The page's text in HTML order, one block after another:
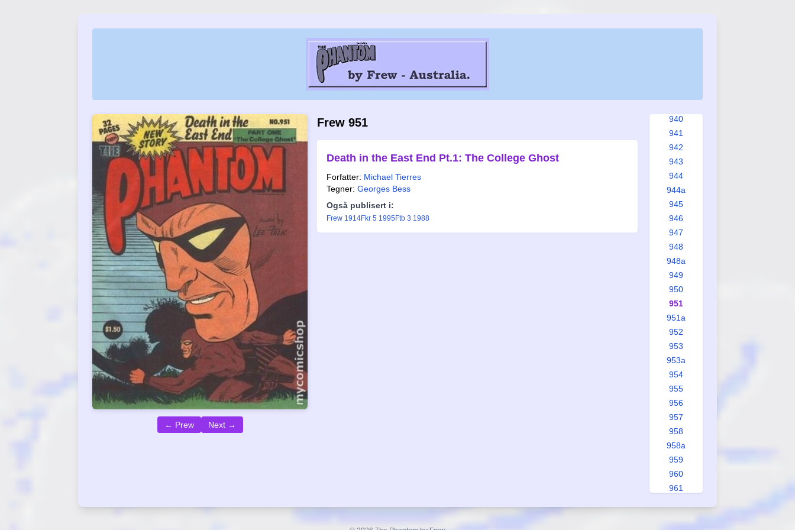
← Prew Next →
Frew 951
Death in the East End Pt.1: The College Ghost
Forfatter: Michael Tierres
Tegner: Georges Bess
Også publisert i:
Frew 1914Fkr 5 1995Ftb 3 1988
940
941
942
943
944
944a
945
946
947
948
948a
949
950
951
951a
952
953
953a
954
955
956
957
958
958a
959
960
961